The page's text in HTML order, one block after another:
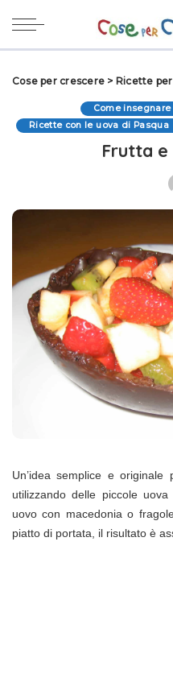
Cose per crescere > Ricette
Come
Ricette con le uova di Pasqua
Frutta
Un’idea semplice e
utilizzando delle piccole
uovo con macedonia o
piatto di portata, il risultato è